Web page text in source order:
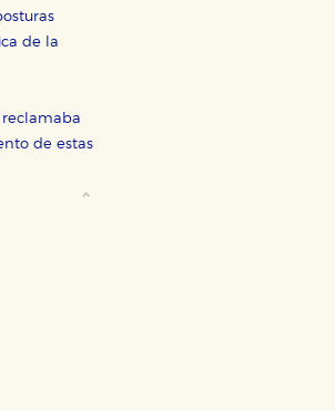
de la
reclamaba
de estas
desde nuestro sistema. Es posible
web dejen de funcionar correctamente.
visita. La información es agregada y, por lo
publicidad relevante para sus intereses
identificación única de su navegador y